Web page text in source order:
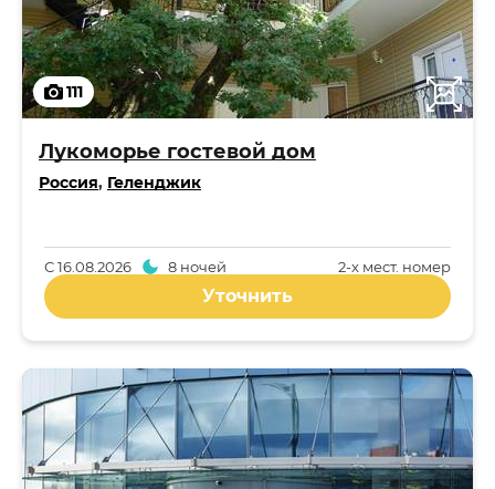
111
Лукоморье гостевой дом
Россия, Геленджик
2-x мест. номер
С16.08.2026 8 ночей
Уточнить